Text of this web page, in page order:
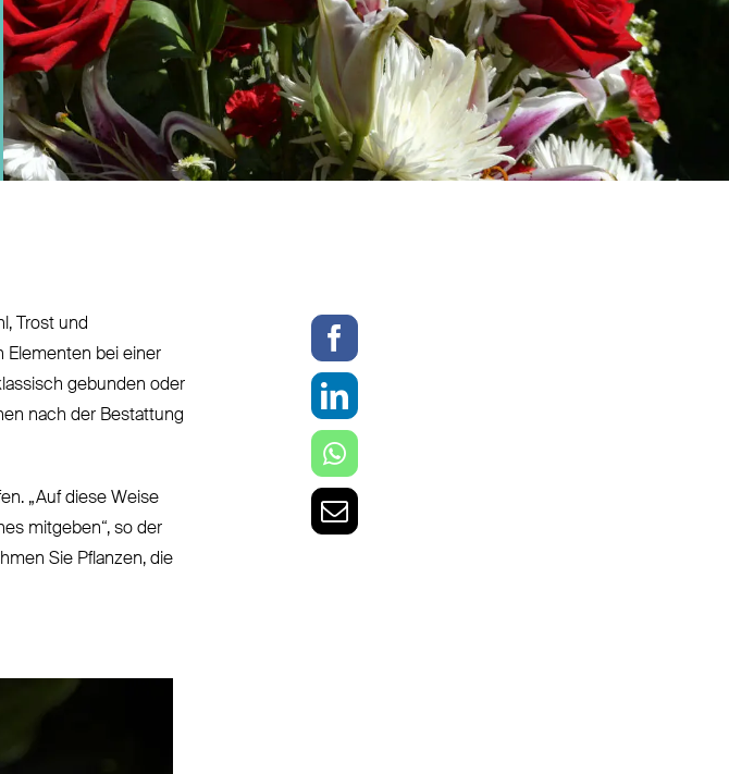
Direktversicherung
Pensionszusage
Pensionsfonds
Unterstützungskasse
Trost und
Elementen bei einer
gebunden oder
nach der Bestattung
„Auf diese Weise
mitgeben“, so der
Sie Pflanzen, die